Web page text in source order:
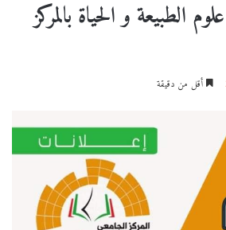
الطبيعة و الحياة بالمركز
أقل من دقيقة